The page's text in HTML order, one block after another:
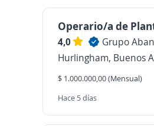
Operario/a de
4,0
Grupo
Hurlingham, Buenos
$ 1.000.000,00 (Mensual)
Hace 5 días